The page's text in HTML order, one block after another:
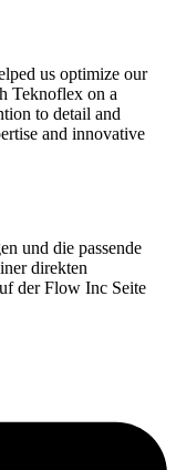
us optimize our
Teknoflex on a
to detail and
and innovative
und die passende
direkten
der Flow Inc Seite